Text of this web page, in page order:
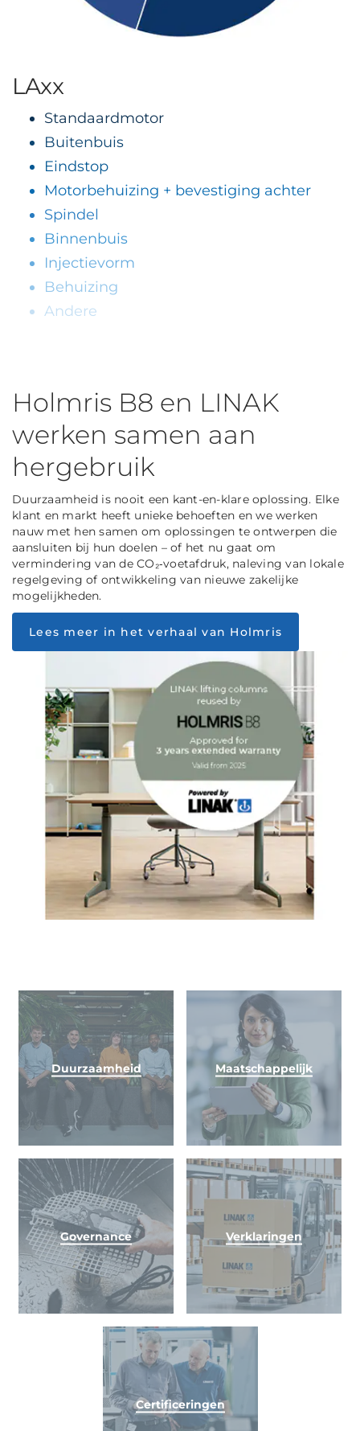
LAxx
Standaardmotor
Buitenbuis
Eindstop
Motorbehuizing + bevestiging achter
Spindel
Binnenbuis
Injectievorm
Behuizing
Andere
Holmris B8 en LINAK
werken samen aan
hergebruik
Duurzaamheid is nooit een kant-en-klare oplossing. Elke
klant en markt heeft unieke behoeften en we werken
nauw met hen samen om oplossingen te ontwerpen die
aansluiten bij hun doelen – of het nu gaat om
vermindering van de CO₂‑voetafdruk, naleving van lokale
regelgeving of ontwikkeling van nieuwe zakelijke
mogelijkheden.
Lees meer in het verhaal van Holmris
Duurzaamheid Maatschappelijk
Governance Verklaringen
Certificeringen